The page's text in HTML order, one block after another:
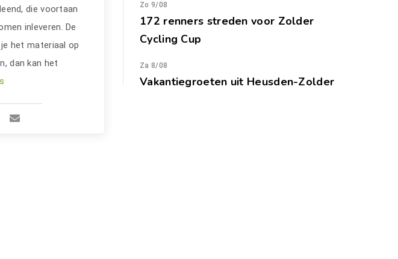
die voortaan
inleveren. De
het materiaal op
dan kan het
Zo 9/08
172 renners streden voor Zolder
Cycling Cup
Za 8/08
Vakantiegroeten uit Heusden-Zolder